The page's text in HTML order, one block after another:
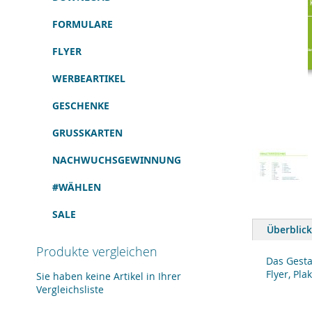
Anfang
springen
Überblick
Das
Flyer,
FORMULARE
FLYER
WERBEARTIKEL
GESCHENKE
GRUSSKARTEN
NACHWUCHSGEWINNUNG
#WÄHLEN
SALE
Produkte vergleichen
Sie haben keine Artikel in Ihrer
Vergleichsliste